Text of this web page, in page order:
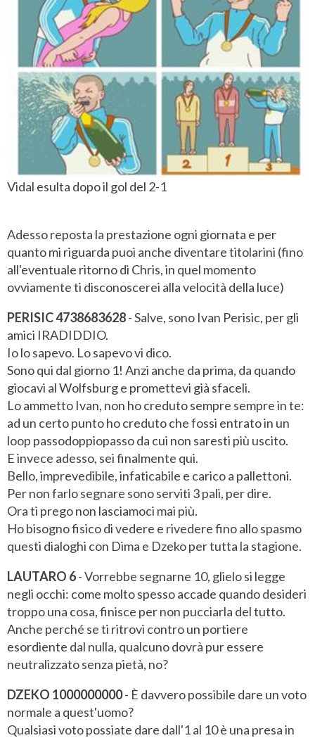
Vidal esulta dopo il gol del 2-1
Adesso reposta la prestazione ogni giornata e per
quanto mi riguarda puoi anche diventare titolarini (fino
all'eventuale ritorno di Chris, in quel momento
ovviamente ti disconoscerei alla velocità della luce)
PERISIC 4738683628- Salve, sono Ivan Perisic, per gli
amici IRADIDDIO.
Io lo sapevo. Lo sapevo vi dico.
Sono qui dal giorno 1! Anzi anche da prima, da quando
giocavi al Wolfsburg e promettevi già sfaceli.
Lo ammetto Ivan, non ho creduto sempre sempre in te:
ad un certo punto ho creduto che fossi entrato in un
loop passodoppiopasso da cui non saresti più uscito.
E invece adesso, sei finalmente qui.
Bello, imprevedibile, infaticabile e carico a pallettoni.
Per non farlo segnare sono serviti 3 pali, per dire.
Ora ti prego non lasciamoci mai più.
Ho bisogno fisico di vedere e rivedere fino allo spasmo
questi dialoghi con Dima e Dzeko per tutta la stagione.
LAUTARO 6- Vorrebbe segnarne 10, glielo si legge
negli occhi: come molto spesso accade quando desideri
troppo una cosa, finisce per non pucciarla del tutto.
Anche perché se ti ritrovi contro un portiere
esordiente dal nulla, qualcuno dovrà pur essere
neutralizzato senza pietà, no?
DZEKO 1000000000- È davvero possibile dare un voto
normale a quest'uomo?
Qualsiasi voto possiate dare dall'1 al 10 è una presa in